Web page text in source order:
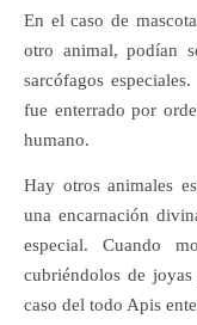
En el caso de
otro animal, podían
sarcófagos
fue enterrado por
humano.
Hay otros animales
una encarnación
especial. Cuando
cubriéndolos de
caso del todo Apis